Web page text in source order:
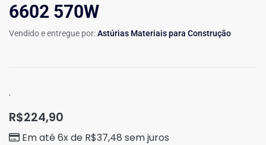
6602 570W
Vendido e entregue por:Astúrias Materiais para Construção
.
R$224,90
Em até 6x de R$37,48 sem juros